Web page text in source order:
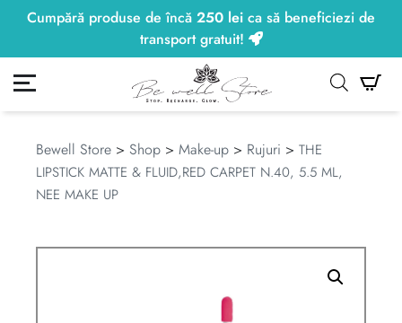
Transport gratuit la comenzile peste250lei.
250 lei
meu
Bewell Store > Shop > Make-up > Rujuri > THE
LIPSTICK MATTE & FLUID,RED CARPET N.40, 5.5 ML,
NEE MAKE UP